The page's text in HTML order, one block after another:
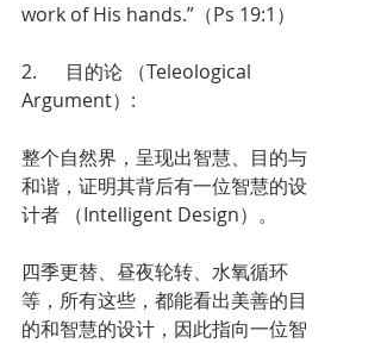
work of His hands.”（Ps 19:1）
2.      目的论 （Teleological
Argument）:
整个自然界，呈现出智慧、目的与
和谐，证明其背后有一位智慧的设
计者 （Intelligent Design）。
四季更替、昼夜轮转、水氧循环
等，所有这些，都能看出美善的目
的和智慧的设计，因此指向一位智